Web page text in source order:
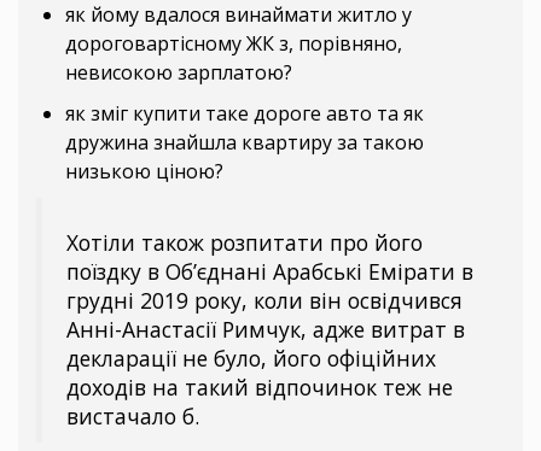
як йому вдалося винаймати житло у
дороговартісному ЖК з, порівняно,
невисокою зарплатою?
як зміг купити таке дороге авто та як
дружина знайшла квартиру за такою
низькою ціною?
Хотіли також розпитати про його
поїздку в Об’єднані Арабські Емірати в
грудні 2019 року, коли він освідчився
Анні-Анастасії Римчук, адже витрат в
декларації не було, його офіційних
доходів на такий відпочинок теж не
вистачало б.